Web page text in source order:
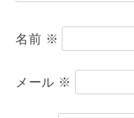
名前 ※
メール ※